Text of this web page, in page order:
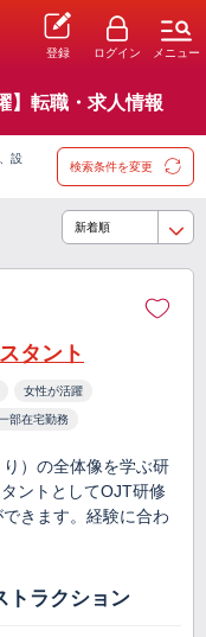
登録 ログイン メニュー
】転職・求人情報
設
検索条件を変更
タント
女性が活躍
部在宅勤務
り）の全体像を学ぶ研
ントとしてOJT研修
きます。経験に合わ
トラクション